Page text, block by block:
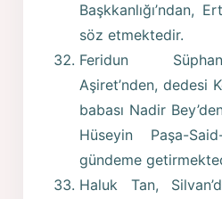
Başkkanlığı’ndan,
söz etmektedir.
Feridun
Aşiret’nden, dedesi
babası Nadir
Hüseyin Paşa-
gündeme
Haluk Tan,